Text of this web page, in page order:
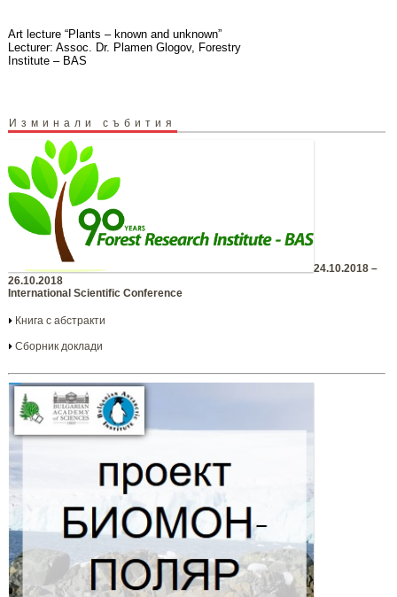
Art lecture “Plants – known and unknown”
Lecturer: Assoc. Dr. Plamen Glogov, Forestry
Institute – BAS
Изминали събития
24.10.2018 –
26.10.2018
International Scientific Conference
Книга с абстракти
Сборник доклади